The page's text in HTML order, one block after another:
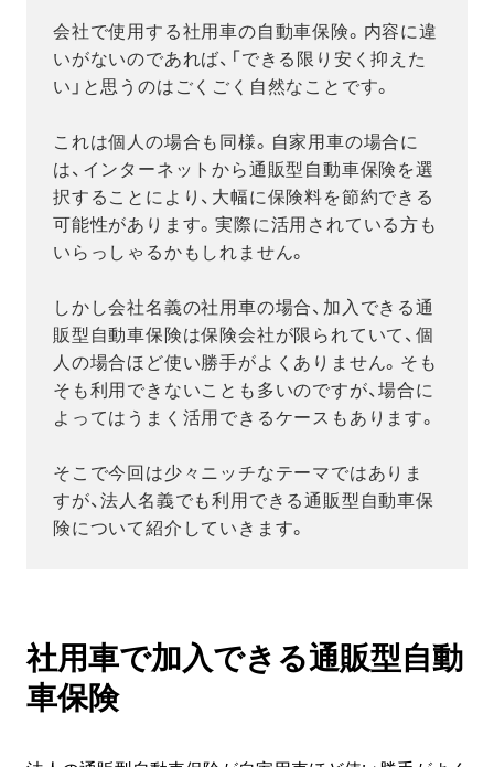
会社で使用する社用車の自動車保険。内容に違
いがないのであれば、「できる限り安く抑えた
い」と思うのはごくごく自然なことです。
これは個人の場合も同様。自家用車の場合に
は、インターネットから通販型自動車保険を選
択することにより、大幅に保険料を節約できる
可能性があります。実際に活用されている方も
いらっしゃるかもしれません。
しかし会社名義の社用車の場合、加入できる通
販型自動車保険は保険会社が限られていて、個
人の場合ほど使い勝手がよくありません。そも
そも利用できないことも多いのですが、場合に
よってはうまく活用できるケースもあります。
そこで今回は少々ニッチなテーマではありま
すが、法人名義でも利用できる通販型自動車保
険について紹介していきます。
社用車で加入できる通販型自動
車保険